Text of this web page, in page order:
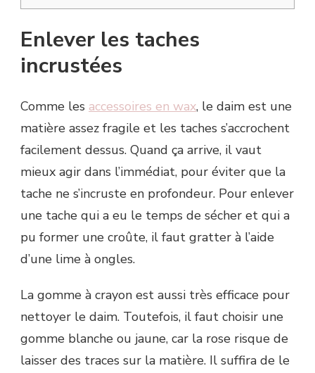
Enlever les taches
incrustées
Comme les accessoires en wax, le daim est une
matière assez fragile et les taches s’accrochent
facilement dessus. Quand ça arrive, il vaut
mieux agir dans l’immédiat, pour éviter que la
tache ne s’incruste en profondeur. Pour enlever
une tache qui a eu le temps de sécher et qui a
pu former une croûte, il faut gratter à l’aide
d’une lime à ongles.
La gomme à crayon est aussi très efficace pour
nettoyer le daim. Toutefois, il faut choisir une
gomme blanche ou jaune, car la rose risque de
laisser des traces sur la matière. Il suffira de le